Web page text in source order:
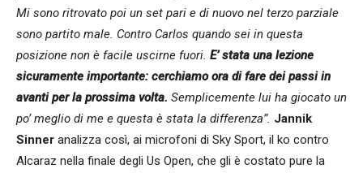
Mi sono ritrovato poi un set pari e di nuovo nel terzo parziale
sono partito male. Contro Carlos quando sei in questa
posizione non è facile uscirne fuori. E’ stata una lezione
sicuramente importante: cerchiamo ora di fare dei passi in
avanti per la prossima volta. Semplicemente lui ha giocato un
po’ meglio di me e questa è stata la differenza”. Jannik
Sinner analizza così, ai microfoni di Sky Sport, il ko contro
Alcaraz nella finale degli Us Open, che gli è costato pure la